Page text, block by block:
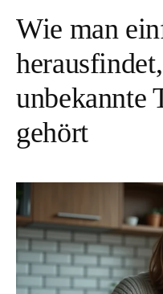
n
a
t
Wie man
unbekannte
gehört